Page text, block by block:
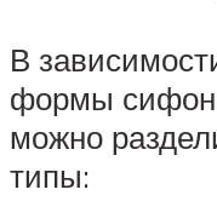
В
формы
можно
типы: